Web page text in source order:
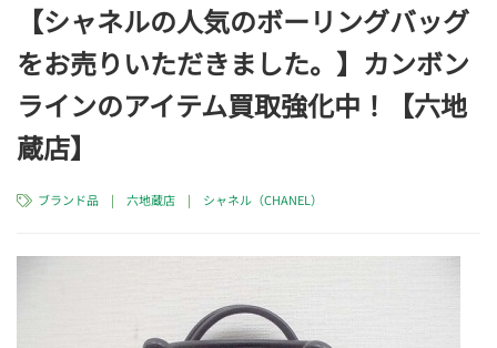
【シャネルの人気のボーリングバッグ
をお売りいただきました。】カンボン
ラインのアイテム買取強化中！【六地
蔵店】
ブランド品 |六地蔵店 | シャネル（CHANEL）